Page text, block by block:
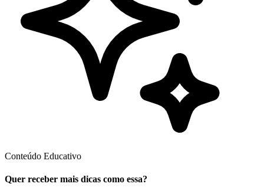
Conteúdo Educativo
Quer receber mais dicas como essa?